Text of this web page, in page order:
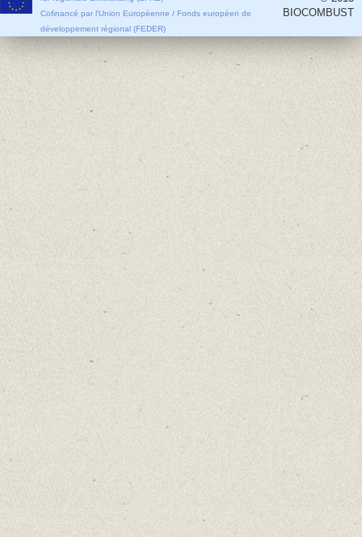
Cofinancé par l'Union Européenne / Fonds européen de
développement régional (FEDER)
BIOCOMBUST